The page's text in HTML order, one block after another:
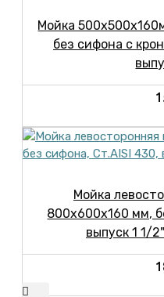
Мойка
без сифона с
Мойка
800х600х160 мм,
выпуск 1 1/